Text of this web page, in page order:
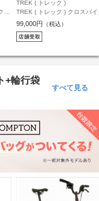
ク
ボ
KHODAABLOOM ( コーダ
ーム )
KHODAABLOOM ( コーダ
レイル ディスク ) マットブ
81,400円
+輪行袋
すべて見る